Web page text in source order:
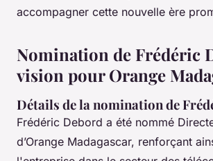
accompagner cette nouvelle ère
Nomination de Frédéric
vision pour Orange
Détails de la nomination de
Frédéric Debord a été nommé
d’Orange Madagascar, renforçant